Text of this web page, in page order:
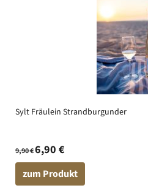
Sylt Fräulein Strandburgunder
9,90 €6,90 €
zum Produkt